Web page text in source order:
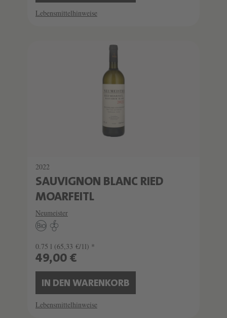
Lebensmittelhinweise
2022
SAUVIGNON BLANC RIED
MOARFEITL
Neumeister
0.75 l (65,33 €/1l) *
49,00 €
IN DEN WARENKORB
Lebensmittelhinweise